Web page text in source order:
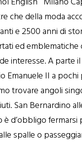
che della moda
e 2500 anni di
ed emblematiche
interesse. A parte
Emanuele II a pochi
trovare angoli
San Bernardino
è d’obbligo fermarsi
spalle o